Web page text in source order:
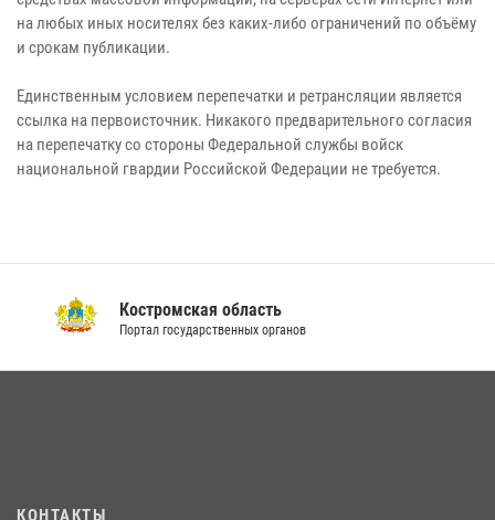
на любых иных носителях без каких‑либо ограничений по объёму
и срокам публикации.
Единственным условием перепечатки и ретрансляции является
ссылка на первоисточник. Никакого предварительного согласия
на перепечатку со стороны Федеральной службы войск
национальной гвардии Российской Федерации не требуется.
Костромская область
Портал государственных органов
КОНТАКТЫ